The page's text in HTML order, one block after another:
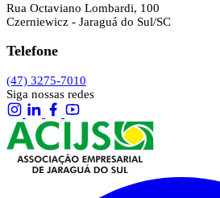
Rua Octaviano Lombardi, 100
Czerniewicz - Jaraguá do Sul/SC
Telefone
(47) 3275-7010
Siga nossas redes